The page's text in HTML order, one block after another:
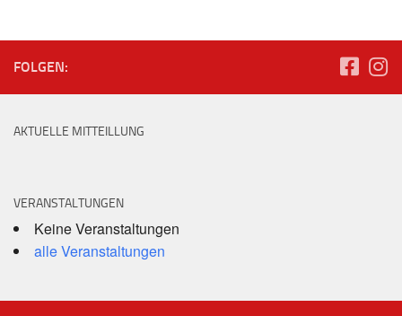
FOLGEN:
AKTUELLE MITTEILLUNG
VERANSTALTUNGEN
Keine Veranstaltungen
alle Veranstaltungen